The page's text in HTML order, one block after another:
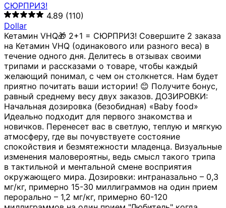
СЮРПРИЗ!
4.89 (110)
Dollar
Кетамин VHQ🎁 2+1 = СЮРПРИЗ! Совершите 2 заказа
на Кетамин VHQ (одинакового или разного веса) в
течение одного дня. Делитесь в отзывах своими
трипами и рассказами о товаре, чтобы каждый
желающий понимал, с чем он столкнется. Нам будет
приятно почитать ваши истории! 😊 Получите бонус,
равный среднему весу двух заказов. ДОЗИРОВКИ:
Начальная дозировка (безобидная) «Baby food»
Идеально подходит для первого знакомства и
новичков. Перенесет вас в светлую, теплую и мягкую
атмосферу, где вы почувствуете состояние
спокойствия и безмятежности младенца. Визуальные
изменения маловероятны, ведь смысл такого трипа
в тактильной и ментальной смене восприятия
окружающего мира. Дозировки: интраназально – 0,3
мг/кг, примерно 15-30 миллиграммов на один прием
перорально – 1,2 мг/кг, примерно 60-120